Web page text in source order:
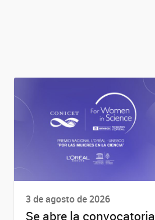
3 de agosto de 2026
Se abre la convocatoria